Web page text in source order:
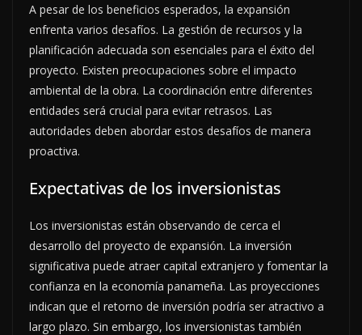
A pesar de los beneficios esperados, la expansión
enfrenta varios desafíos. La gestión de recursos y la
planificación adecuada son esenciales para el éxito del
proyecto. Existen preocupaciones sobre el impacto
ambiental de la obra. La coordinación entre diferentes
entidades será crucial para evitar retrasos. Las
autoridades deben abordar estos desafíos de manera
proactiva.
Expectativas de los inversionistas
Los inversionistas están observando de cerca el
desarrollo del proyecto de expansión. La inversión
significativa puede atraer capital extranjero y fomentar la
confianza en la economía panameña. Las proyecciones
indican que el retorno de inversión podría ser atractivo a
largo plazo. Sin embargo, los inversionistas también